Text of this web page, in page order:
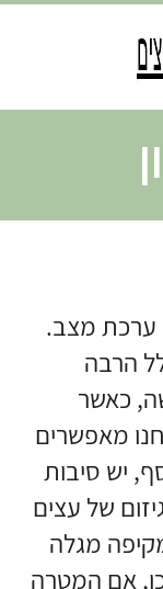
ערכת מצב.
הרבה
כאשר
מאפשרים
יש סיבות
של עצים
מגלה
אם המטרה